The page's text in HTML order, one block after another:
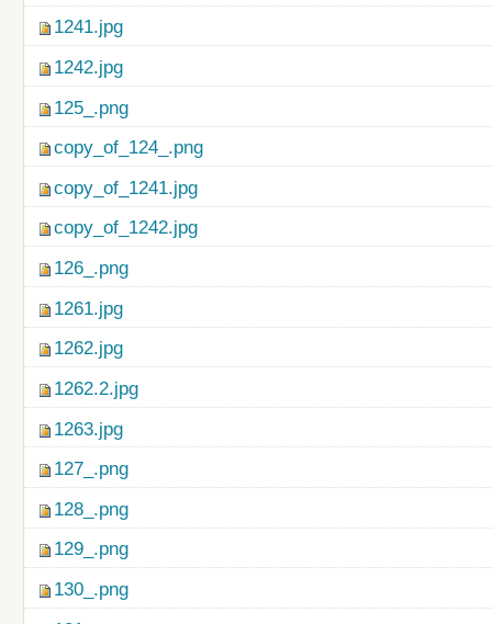
1241.jpg
1242.jpg
125_.png
copy_of_124_.png
copy_of_1241.jpg
copy_of_1242.jpg
126_.png
1261.jpg
1262.jpg
1262.2.jpg
1263.jpg
127_.png
128_.png
129_.png
130_.png